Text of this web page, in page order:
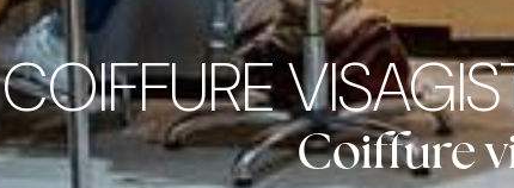
COIFFURE
Coiffure